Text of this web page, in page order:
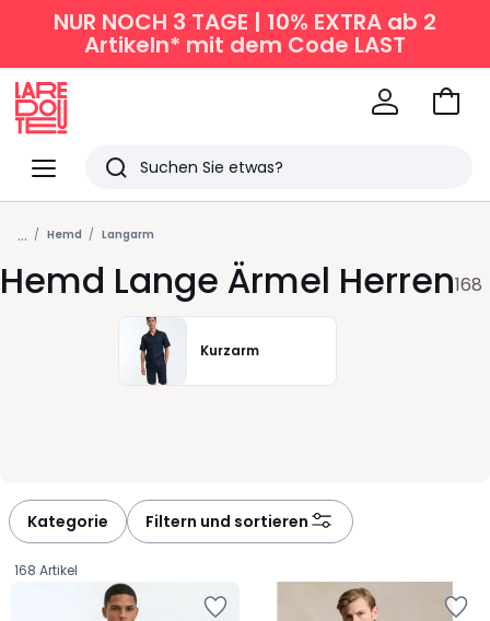
NUR NOCH 3 TAGE | 10% EXTRA ab 2
Artikeln* mit dem Code LAST
Menü
Redoute
Suchen
Zuletzt
angesehen
Artikel
Zum
... Hemd Langarm
Hemd Lange Ärmel Herren168
Kurzarm
Kategorie Filtern und sortieren
168 Artikel